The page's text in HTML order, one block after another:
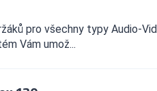
pro všechny typy Audio-
Vám umož...